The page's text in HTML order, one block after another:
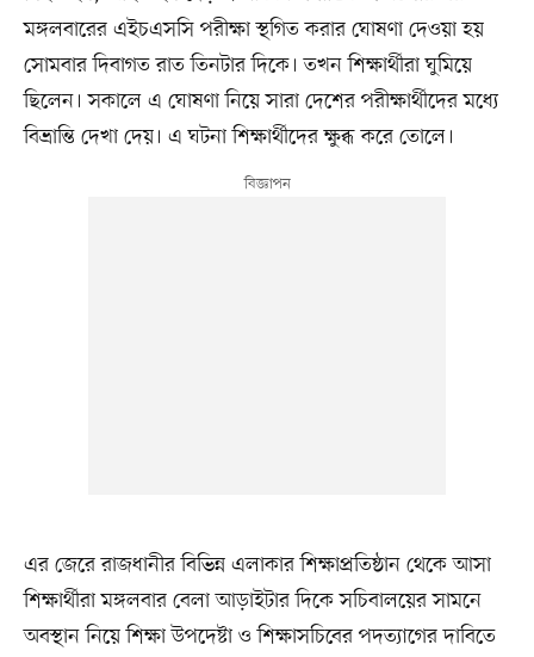
মঙ্গলবারের এইচএসসি পরীক্ষা স্থগিত করার ঘোষণা দেওয়া হয়
সোমবার দিবাগত রাত তিনটার দিকে। তখন শিক্ষার্থীরা ঘুমিয়ে
ছিলেন। সকালে এ ঘোষণা নিয়ে সারা দেশের পরীক্ষার্থীদের মধ্যে
বিভ্রান্তি দেখা দেয়। এ ঘটনা শিক্ষার্থীদের ক্ষুব্ধ করে তোলে।
এর জেরে রাজধানীর বিভিন্ন এলাকার শিক্ষাপ্রতিষ্ঠান থেকে আসা
শিক্ষার্থীরা মঙ্গলবার বেলা আড়াইটার দিকে সচিবালয়ের সামনে
অবস্থান নিয়ে শিক্ষা উপদেষ্টা ও শিক্ষাসচিবের পদত্যাগের দাবিতে